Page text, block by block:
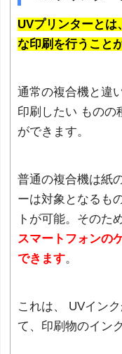
UVプリンターと
な印刷を行うこと
通常の複合機と違
印刷したい ものの
ができます。
普通の複合機は紙
ーは対象となるも
トが可能。そのため
スマートフォンの
できます。
これは、 UVイン
て、印刷物のイン